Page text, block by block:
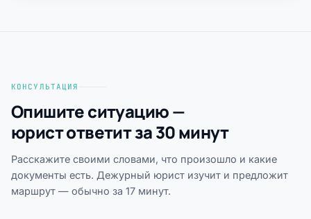
КОНСУЛЬТАЦИЯ
Опишите ситуацию —
юрист ответит за 30 минут
Расскажите своими словами, что произошло и какие
документы есть. Дежурный юрист изучит и предложит
маршрут — обычно за 17 минут.